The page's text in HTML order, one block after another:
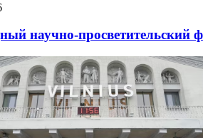
научно-просветительский